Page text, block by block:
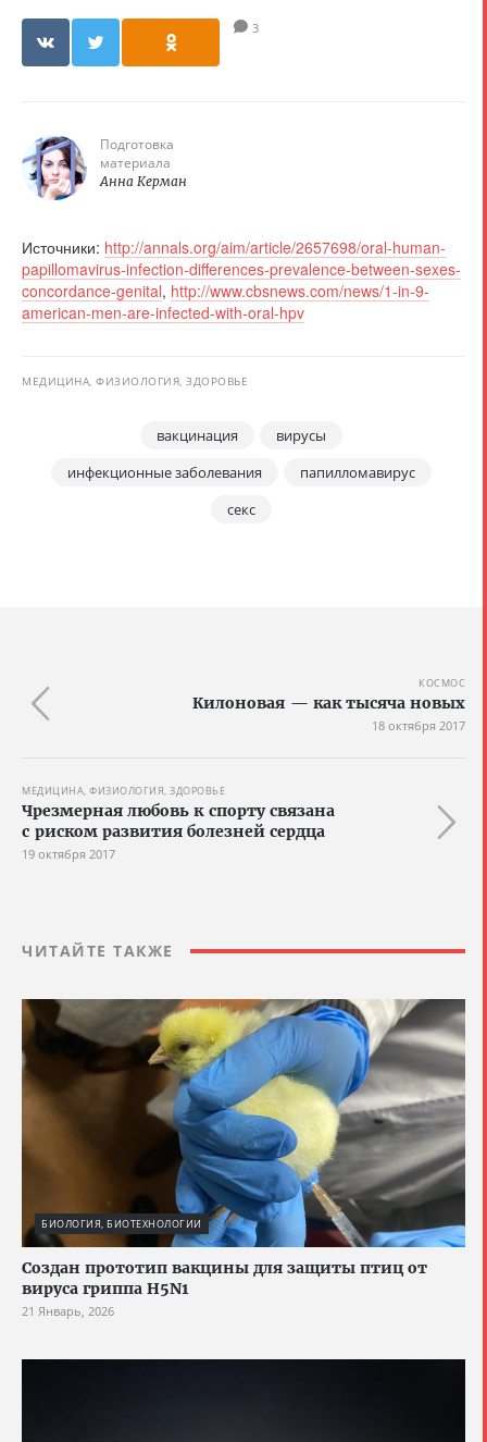
3
Подготовка
материала
Анна Керман
Источники: http://annals.org/aim/article/2657698/oral-human-
papillomavirus-infection-differences-prevalence-between-sexes-
concordance-genital, http://www.cbsnews.com/news/1-in-9-
american-men-are-infected-with-oral-hpv
МЕДИЦИНА, ФИЗИОЛОГИЯ, ЗДОРОВЬЕ
вакцинация
вирусы
инфекционные заболевания
папилломавирус
секс
КОСМОС
Килоновая — как тысяча новых
18 октября 2017
МЕДИЦИНА, ФИЗИОЛОГИЯ, ЗДОРОВЬЕ
Чрезмерная любовь к спорту связана
с риском развития болезней сердца
19 октября 2017
ЧИТАЙТЕ ТАКЖЕ
БИОЛОГИЯ, БИОТЕХНОЛОГИИ
Создан прототип вакцины для защиты птиц от
вируса гриппа H5N1
21 Январь, 2026